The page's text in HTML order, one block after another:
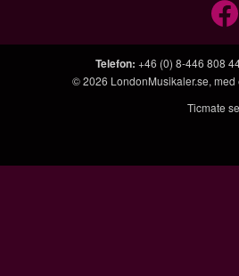
Telefon: +46 (0) 8-446 808
© 2026 LondonMusikaler.se,
Ticmate